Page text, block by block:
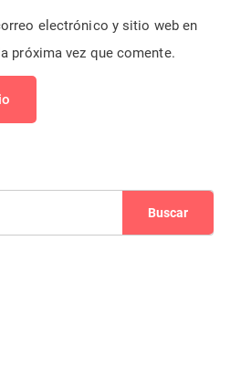
electrónico y sitio web en
próxima vez que comente.